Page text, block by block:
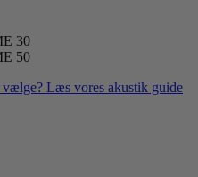
30
50
Læs vores akustik guide